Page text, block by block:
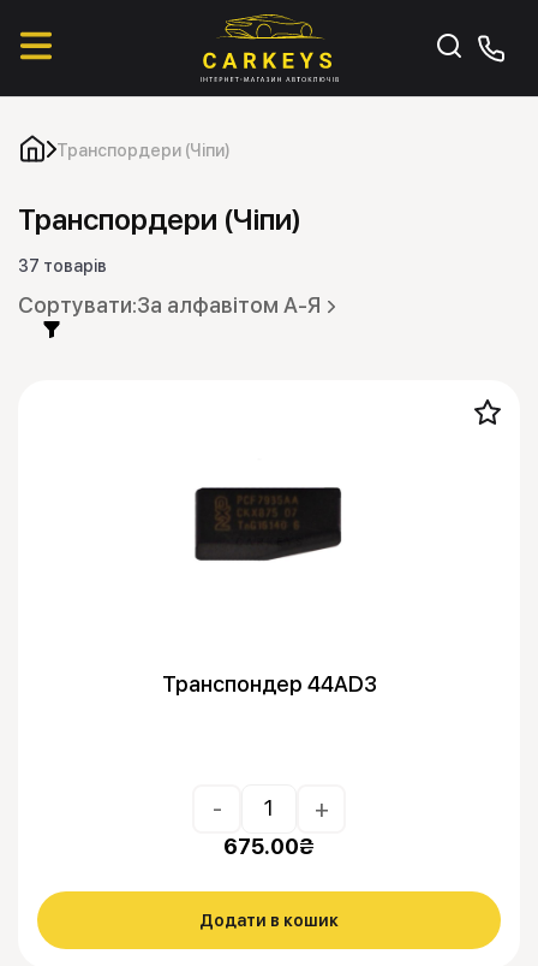
Транспордери (Чіпи)
Транспордери (Чіпи)
37 товарів
За алфавітом А-Я
Транспондер 44AD3
- +
675.00₴
Додати в кошик